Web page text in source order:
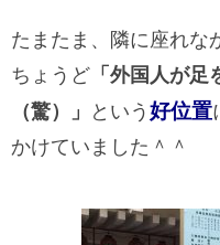
たまたま、隣に座れな
ちょうど 「外国人が足
（驚）」
という 好位置
かけていました＾＾